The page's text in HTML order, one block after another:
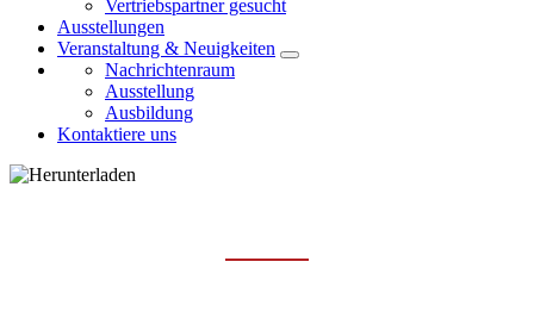
Vertriebspartner gesucht
Ausstellungen
Veranstaltung & Neuigkeiten
Nachrichtenraum
Ausstellung
Ausbildung
Kontaktiere uns